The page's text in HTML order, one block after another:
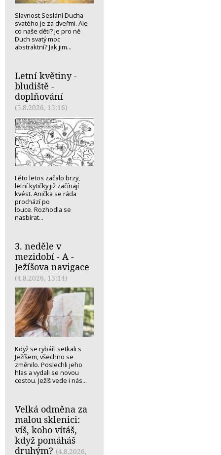
Slavnost Seslání Ducha
svatého je za dveřmi. Ale
co naše děti? Je pro ně
Duch svatý moc
abstraktní? Jak jim...
Letní květiny -
bludiště -
doplňování
(5.8.2026, 15:16)
Léto letos začalo brzy,
letní kytičky již začínají
kvést. Anička se ráda
prochází po
louce. Rozhodla se
nasbírat...
3. neděle v
mezidobí - A -
Ježíšova navigace
(4.8.2026, 13:14)
Když se rybáři setkali s
Ježíšem, všechno se
změnilo. Poslechli jeho
hlas a vydali se novou
cestou. Ježíš vede i nás...
Velká odměna za
malou sklenici:
víš, koho vítáš,
když pomáháš
druhým? (4.8.2026,